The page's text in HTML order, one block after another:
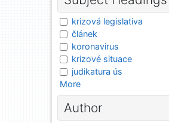
krizová legislativa
článek
koronavirus
krizové situace
judikatura ús
More
Author